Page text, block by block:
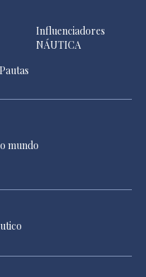
Influenciadores
NÁUTICA
mundo